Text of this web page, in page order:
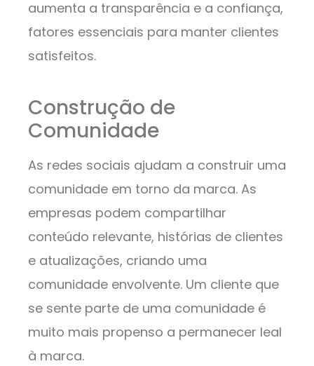
aumenta a transparência e a confiança,
fatores essenciais para manter clientes
satisfeitos.
Construção de
Comunidade
As redes sociais ajudam a construir uma
comunidade em torno da marca. As
empresas podem compartilhar
conteúdo relevante, histórias de clientes
e atualizações, criando uma
comunidade envolvente. Um cliente que
se sente parte de uma comunidade é
muito mais propenso a permanecer leal
à marca.